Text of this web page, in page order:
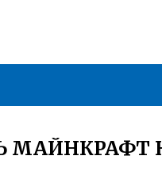
МАЙНКРАФТ